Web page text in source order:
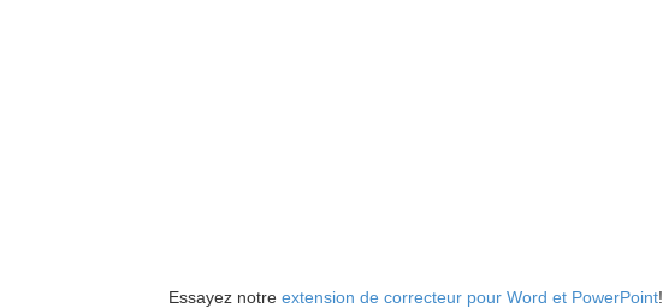
Essayez notre extension de correcteur pour Word et PowerPoint!